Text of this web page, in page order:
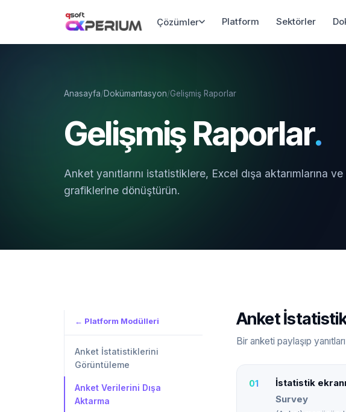
Çözümler Platform Sektörler
Anasayfa/Dokümantasyon/Gelişmiş Raporlar
Gelişmiş Raporlar.
Anket yanıtlarını istatistiklere, Excel dışa aktarımlarına
grafiklerine dönüştürün.
← Platform Modülleri
Anket İstatistiklerini
Görüntüleme
Anket Verilerini Dışa
Aktarma
Anket
Bir anketi paylaşıp
İstatistik
Survey